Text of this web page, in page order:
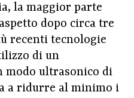
la maggior parte
dopo circa tre
recenti tecnologie
di un
modo ultrasonico di
a ridurre al minimo i